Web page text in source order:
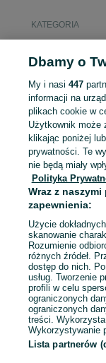
KATEGORIA
Mapa kategorii
Mapa miejscowości
Mapa ministron
Popularne
Dbamy o
My i nasi 447
informacji na
plikach cookie w
Użytkownik może
klikając poniżej
prywatności. Te
nie będą miały
Polityka
Wraz z
zapewnienia:
Użycie
skanowanie
Rozumienie
różnych źródeł.
dostęp do nich.
usług. Tworzenie
profili w celu
ograniczonych
ograniczonych
treści.
Wykorzystywanie
Lista partnerów